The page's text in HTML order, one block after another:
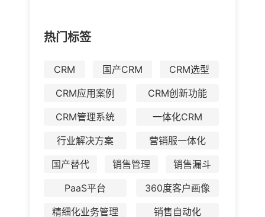
热门标签
CRM 国产CRM
CRM选型
CRM应用案例
CRM创新功能
CRM管理系统
一体化CRM
行业解决方案
营销服一体化
国产替代
销售管理
销售漏斗
PaaS平台
360度客户画像
精细化业务管理
销售自动化